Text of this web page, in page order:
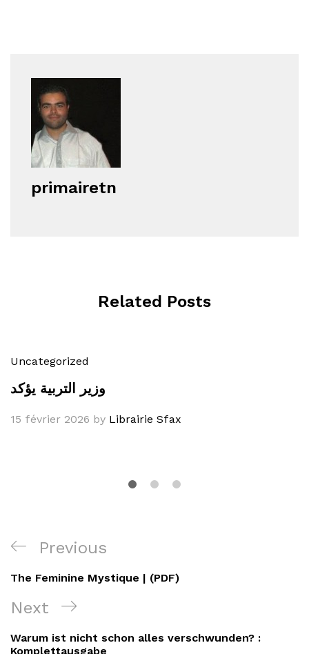
primairetn
Related Posts
Uncategorized
وزير التربية يؤكد
15 février 2026 by Librairie Sfax
Navigation
de
l’article
Previous
Post
Previous
The Feminine Mystique | (PDF)
Next
Post
Next
Warum ist nicht schon alles verschwunden? :
Komplettausgabe